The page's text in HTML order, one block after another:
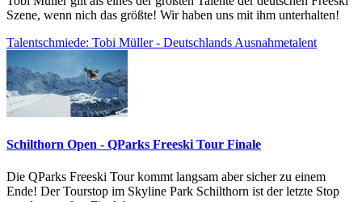
Szene, wenn nich das größte! Wir haben uns mit ihm unterhalten!
Talentschmiede: Tobi Müller - Deutschlands Ausnahmetalent
Schilthorn Open - QParks Freeski Tour Finale
Die QParks Freeski Tour kommt langsam aber sicher zu einem
Ende! Der Tourstop im Skyline Park Schilthorn ist der letzte Stop